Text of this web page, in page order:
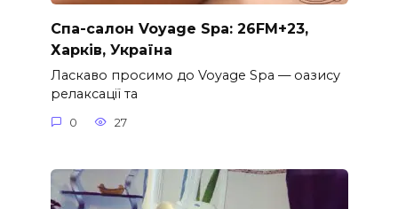
Спа-салон Voyage Spa: 26FM+23,
Харків, Україна
Ласкаво просимо до Voyage Spa — оазису
релаксації та
0 27